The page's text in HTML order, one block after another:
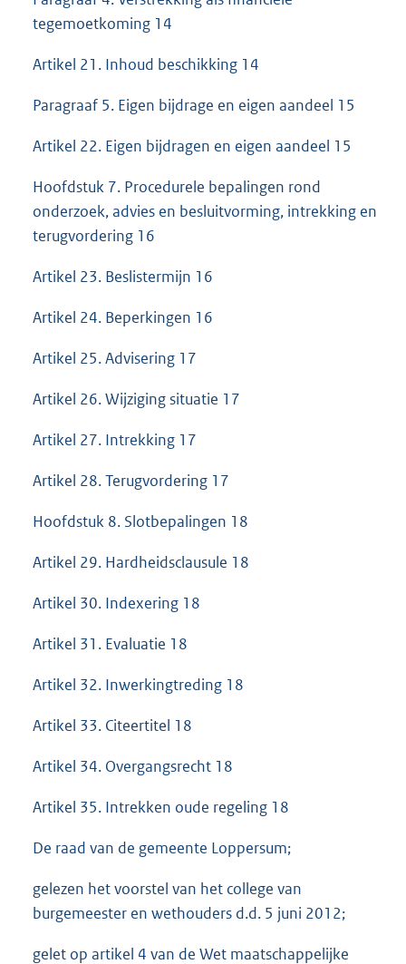
tegemoetkoming 14
Artikel 21. Inhoud beschikking 14
Paragraaf 5. Eigen bijdrage en eigen aandeel 15
Artikel 22. Eigen bijdragen en eigen aandeel 15
Hoofdstuk 7. Procedurele bepalingen rond
onderzoek, advies en besluitvorming, intrekking en
terugvordering 16
Artikel 23. Beslistermijn 16
Artikel 24. Beperkingen 16
Artikel 25. Advisering 17
Artikel 26. Wijziging situatie 17
Artikel 27. Intrekking 17
Artikel 28. Terugvordering 17
Hoofdstuk 8. Slotbepalingen 18
Artikel 29. Hardheidsclausule 18
Artikel 30. Indexering 18
Artikel 31. Evaluatie 18
Artikel 32. Inwerkingtreding 18
Artikel 33. Citeertitel 18
Artikel 34. Overgangsrecht 18
Artikel 35. Intrekken oude regeling 18
De raad van de gemeente Loppersum;
gelezen het voorstel van het college van
burgemeester en wethouders d.d. 5 juni 2012;
gelet op artikel 4 van de Wet maatschappelijke